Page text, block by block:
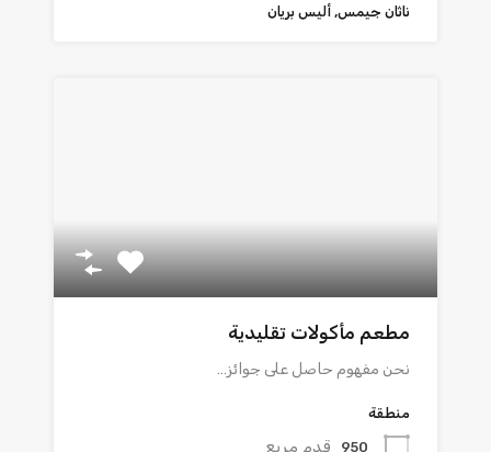
ناثان جيمس, أليس بريان
مطعم مأكولات تقليدية
نحن مفهوم حاصل على جوائز…
منطقة
950 قدم مربع